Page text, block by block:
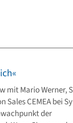
mit Mario Werner,
CEMEA bei
der